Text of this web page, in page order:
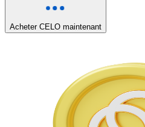
Acheter CELO maintenant